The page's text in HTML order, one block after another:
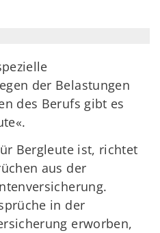
der Belastungen
des Berufs gibt es
Bergleute ist, richtet
aus der
in der
erworben,